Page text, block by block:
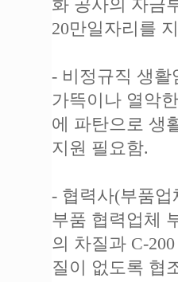
화 공사의 자금
20만일자리를
- 비정규직 생활
가뜩이나 열악
에 파탄으로 생
지원 필요함.
- 협력사(부품
부품 협력업체
의 차질과 C-
질이 없도록 협